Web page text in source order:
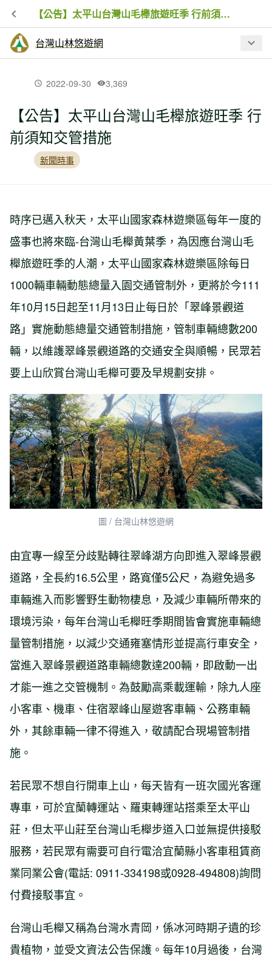
【公告】太平山台灣山毛櫸旅遊旺季 行前須知交管措施
台灣山林悠遊網
最新文章
「原」來你在奧萬大 7月31日至8月2日
全民10元入園
農業部延長公告哺乳類動物禁入森林遊
物遊憩需求
2022-09-30 3,369
【公告】太平山台灣山毛櫸旅遊旺季 行
前須知交管措施
新聞時事
時序已邁入秋天，太平山國家森林遊樂區每年一度的
盛事也將來臨-台灣山毛櫸黃葉季，為因應台灣山毛
櫸旅遊旺季的人潮，太平山國家森林遊樂區除每日
1000輛車輛動態總量入園交通管制外，更將於今111
年10月15日起至11月13日止每日於「翠峰景觀道
路」實施動態總量交通管制措施，管制車輛總數200
輛，以維護翠峰景觀道路的交通安全與順暢，民眾若
要上山欣賞台灣山毛櫸可要及早規劃安排。
圖 / 台灣山林悠遊網
由宜專一線至分歧點轉往翠峰湖方向即進入翠峰景觀
道路，全長約16.5公里，路寬僅5公尺，為避免過多
車輛進入而影響野生動物棲息，及減少車輛所帶來的
環境污染，每年台灣山毛櫸旺季期間皆會實施車輛總
量管制措施，以減少交通雍塞情形並提高行車安全，
當進入翠峰景觀道路車輛總數達200輛，即啟動一出
才能一進之交管機制。為鼓勵高乘載運輸，除九人座
小客車、機車、住宿翠峰山屋遊客車輛、公務車輛
外，其餘車輛一律不得進入，敬請配合現場管制措
施。
若民眾不想自行開車上山，每天皆有一班次國光客運
專車，可於宜蘭轉運站、羅東轉運站搭乘至太平山
莊，但太平山莊至台灣山毛櫸步道入口並無提供接駁
服務，若民眾有需要可自行電洽宜蘭縣小客車租賃商
業同業公會(電話: 0911-334198或0928-494808)詢問
付費接駁事宜。
台灣山毛櫸又稱為台灣水青岡，係冰河時期孑遺的珍
貴植物，並受文資法公告保護。每年10月過後，台灣